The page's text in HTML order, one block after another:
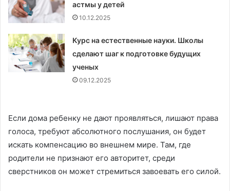
астмы у детей
10.12.2025
Курс на естественные науки. Школы
сделают шаг к подготовке будущих
ученых
09.12.2025
Если дома ребенку не дают проявляться, лишают права
голоса, требуют абсолютного послушания, он будет
искать компенсацию во внешнем мире. Там, где
родители не признают его авторитет, среди
сверстников он может стремиться завоевать его силой.